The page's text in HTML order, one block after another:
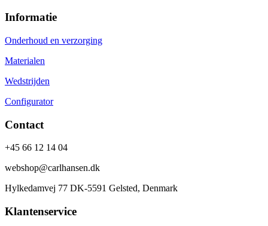
Informatie
Onderhoud en verzorging
Materialen
Wedstrijden
Configurator
Contact
+45 66 12 14 04
webshop@carlhansen.dk
Hylkedamvej 77 DK-5591 Gelsted, Denmark
Klantenservice